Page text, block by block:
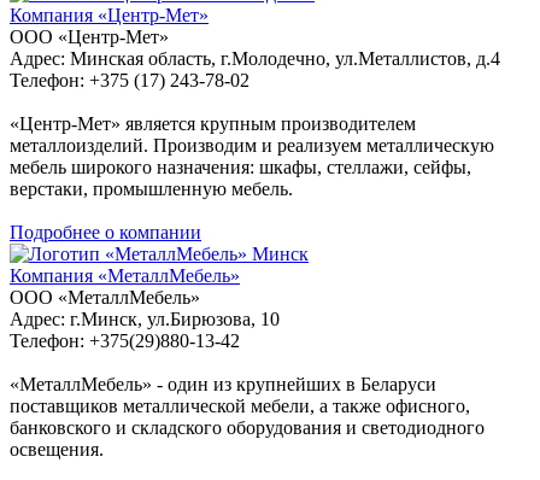
Компания «Центр-Мет»
ООО «Центр-Мет»
Адрес: Минская область, г.Молодечно, ул.Металлистов, д.4
Телефон: +375 (17) 243-78-02
«Центр-Мет» является крупным производителем
металлоизделий. Производим и реализуем металлическую
мебель широкого назначения: шкафы, стеллажи, сейфы,
верстаки, промышленную мебель.
Подробнее о компании
Минск
Компания «МеталлМебель»
ООО «МеталлМебель»
Адрес: г.Минск, ул.Бирюзова, 10
Телефон: +375(29)880-13-42
«МеталлМебель» - один из крупнейших в Беларуси
поставщиков металлической мебели, а также офисного,
банковского и складского оборудования и светодиодного
освещения.